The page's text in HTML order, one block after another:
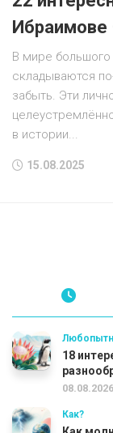
Ибраимове
В мире
складываются
забыть. Эти
в истории...
15.08.2025
18
08.08.2026
Как?